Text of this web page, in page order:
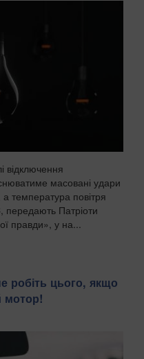
відключення
масовані удари
а температура повітря
передають Патріоти
правди», у на...
робіть цього, якщо
мотор!